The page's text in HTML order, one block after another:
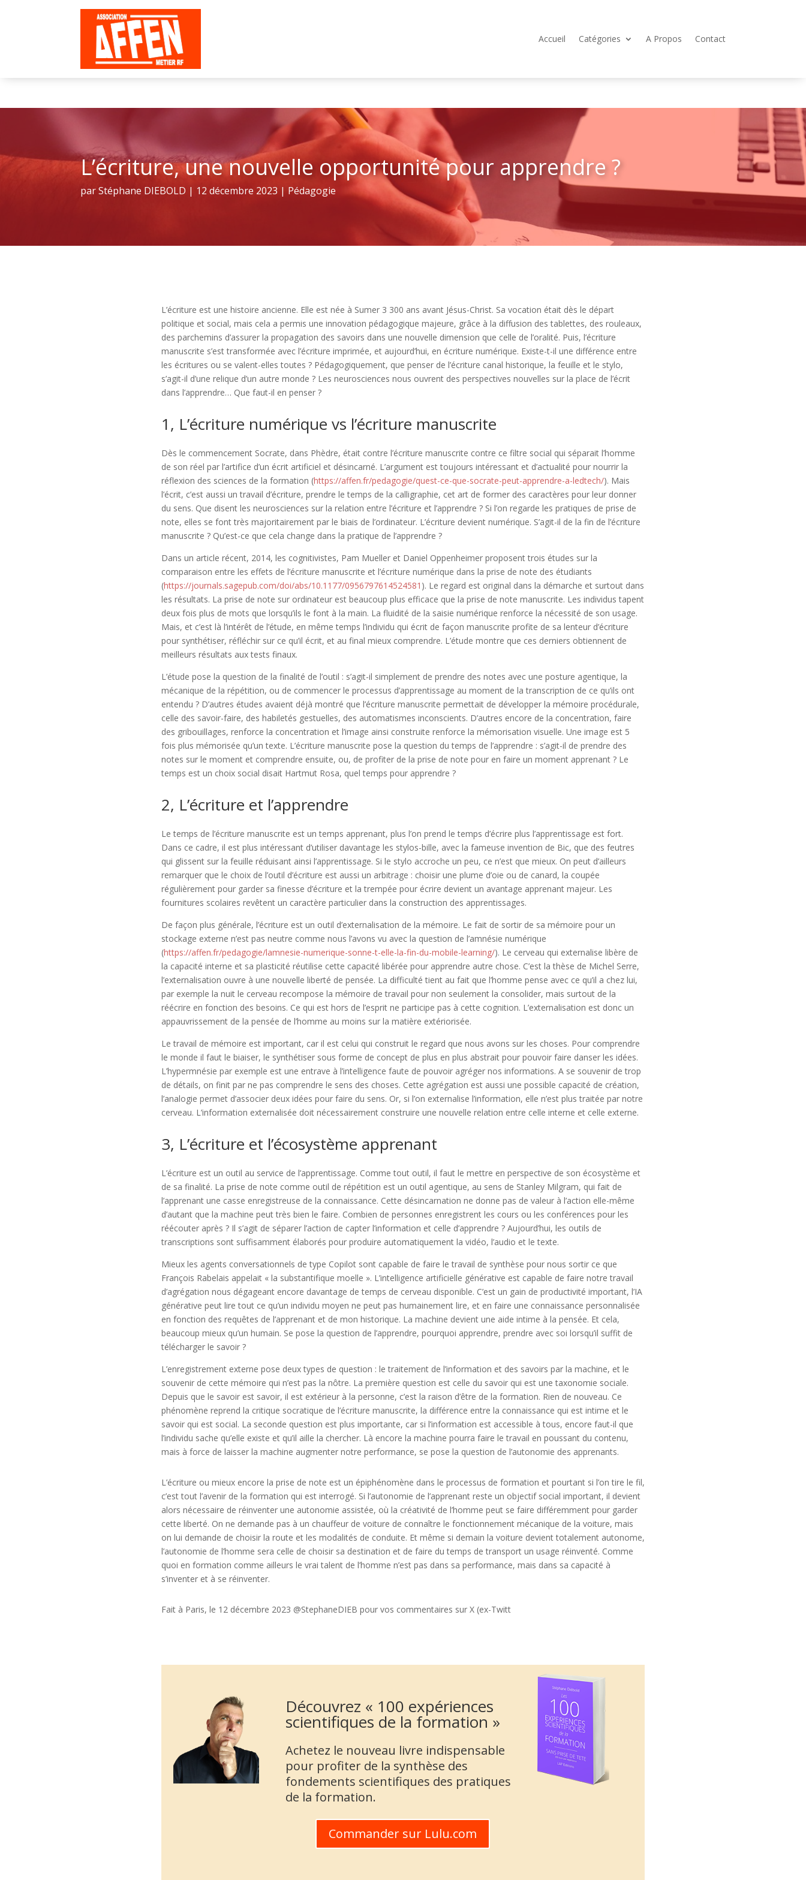
Accueil Catégories A Propos Contact
L’écriture, une nouvelle opportunité pour apprendre ?
parStéphane DIEBOLD | 12 décembre 2023 | Pédagogie
L’écriture est une histoire ancienne. Elle est née à Sumer 3 300 ans avant Jésus-Christ. Sa vocation était dès le départ
politique et social, mais cela a permis une innovation pédagogique majeure, grâce à la diffusion des tablettes, des rouleaux,
des parchemins d’assurer la propagation des savoirs dans une nouvelle dimension que celle de l’oralité. Puis, l’écriture
manuscrite s’est transformée avec l’écriture imprimée, et aujourd’hui, en écriture numérique. Existe-t-il une différence entre
les écritures ou se valent-elles toutes ? Pédagogiquement, que penser de l’écriture canal historique, la feuille et le stylo,
s’agit-il d’une relique d’un autre monde ? Les neurosciences nous ouvrent des perspectives nouvelles sur la place de l’écrit
dans l’apprendre… Que faut-il en penser ?
1, L’écriture numérique vs l’écriture manuscrite
Dès le commencement Socrate, dans Phèdre, était contre l’écriture manuscrite contre ce filtre social qui séparait l’homme
de son réel par l’artifice d’un écrit artificiel et désincarné. L’argument est toujours intéressant et d’actualité pour nourrir la
réflexion des sciences de la formation (https://affen.fr/pedagogie/quest-ce-que-socrate-peut-apprendre-a-ledtech/). Mais
l’écrit, c’est aussi un travail d’écriture, prendre le temps de la calligraphie, cet art de former des caractères pour leur donner
du sens. Que disent les neurosciences sur la relation entre l’écriture et l’apprendre ? Si l’on regarde les pratiques de prise de
note, elles se font très majoritairement par le biais de l’ordinateur. L’écriture devient numérique. S’agit-il de la fin de l’écriture
manuscrite ? Qu’est-ce que cela change dans la pratique de l’apprendre ?
Dans un article récent, 2014, les cognitivistes, Pam Mueller et Daniel Oppenheimer proposent trois études sur la
comparaison entre les effets de l’écriture manuscrite et l’écriture numérique dans la prise de note des étudiants
(https://journals.sagepub.com/doi/abs/10.1177/0956797614524581 ). Le regard est original dans la démarche et surtout dans
les résultats. La prise de note sur ordinateur est beaucoup plus efficace que la prise de note manuscrite. Les individus tapent
deux fois plus de mots que lorsqu’ils le font à la main. La fluidité de la saisie numérique renforce la nécessité de son usage.
Mais, et c’est là l’intérêt de l’étude, en même temps l’individu qui écrit de façon manuscrite profite de sa lenteur d’écriture
pour synthétiser, réfléchir sur ce qu’il écrit, et au final mieux comprendre. L’étude montre que ces derniers obtiennent de
meilleurs résultats aux tests finaux.
L’étude pose la question de la finalité de l’outil : s’agit-il simplement de prendre des notes avec une posture agentique, la
mécanique de la répétition, ou de commencer le processus d’apprentissage au moment de la transcription de ce qu’ils ont
entendu ? D’autres études avaient déjà montré que l’écriture manuscrite permettait de développer la mémoire procédurale,
celle des savoir-faire, des habiletés gestuelles, des automatismes inconscients. D’autres encore de la concentration, faire
des gribouillages, renforce la concentration et l’image ainsi construite renforce la mémorisation visuelle. Une image est 5
fois plus mémorisée qu’un texte. L’écriture manuscrite pose la question du temps de l’apprendre : s’agit-il de prendre des
notes sur le moment et comprendre ensuite, ou, de profiter de la prise de note pour en faire un moment apprenant ? Le
temps est un choix social disait Hartmut Rosa, quel temps pour apprendre ?
2, L’écriture et l’apprendre
Le temps de l’écriture manuscrite est un temps apprenant, plus l’on prend le temps d’écrire plus l’apprentissage est fort.
Dans ce cadre, il est plus intéressant d’utiliser davantage les stylos-bille, avec la fameuse invention de Bic, que des feutres
qui glissent sur la feuille réduisant ainsi l’apprentissage. Si le stylo accroche un peu, ce n’est que mieux. On peut d’ailleurs
remarquer que le choix de l’outil d’écriture est aussi un arbitrage : choisir une plume d’oie ou de canard, la coupée
régulièrement pour garder sa finesse d’écriture et la trempée pour écrire devient un avantage apprenant majeur. Les
fournitures scolaires revêtent un caractère particulier dans la construction des apprentissages.
De façon plus générale, l’écriture est un outil d’externalisation de la mémoire. Le fait de sortir de sa mémoire pour un
stockage externe n’est pas neutre comme nous l’avons vu avec la question de l’amnésie numérique
(https://affen.fr/pedagogie/lamnesie-numerique-sonne-t-elle-la-fin-du-mobile-learning/). Le cerveau qui externalise libère de
la capacité interne et sa plasticité réutilise cette capacité libérée pour apprendre autre chose. C’est la thèse de Michel Serre,
l’externalisation ouvre à une nouvelle liberté de pensée. La difficulté tient au fait que l’homme pense avec ce qu’il a chez lui,
par exemple la nuit le cerveau recompose la mémoire de travail pour non seulement la consolider, mais surtout de la
réécrire en fonction des besoins. Ce qui est hors de l’esprit ne participe pas à cette cognition. L’externalisation est donc un
appauvrissement de la pensée de l’homme au moins sur la matière extériorisée.
Le travail de mémoire est important, car il est celui qui construit le regard que nous avons sur les choses. Pour comprendre
le monde il faut le biaiser, le synthétiser sous forme de concept de plus en plus abstrait pour pouvoir faire danser les idées.
L’hypermnésie par exemple est une entrave à l’intelligence faute de pouvoir agréger nos informations. A se souvenir de trop
de détails, on finit par ne pas comprendre le sens des choses. Cette agrégation est aussi une possible capacité de création,
l’analogie permet d’associer deux idées pour faire du sens. Or, si l’on externalise l’information, elle n’est plus traitée par notre
cerveau. L’information externalisée doit nécessairement construire une nouvelle relation entre celle interne et celle externe.
3, L’écriture et l’écosystème apprenant
L’écriture est un outil au service de l’apprentissage. Comme tout outil, il faut le mettre en perspective de son écosystème et
de sa finalité. La prise de note comme outil de répétition est un outil agentique, au sens de Stanley Milgram, qui fait de
l’apprenant une casse enregistreuse de la connaissance. Cette désincarnation ne donne pas de valeur à l’action elle-même
d’autant que la machine peut très bien le faire. Combien de personnes enregistrent les cours ou les conférences pour les
réécouter après ? Il s’agit de séparer l’action de capter l’information et celle d’apprendre ? Aujourd’hui, les outils de
transcriptions sont suffisamment élaborés pour produire automatiquement la vidéo, l’audio et le texte.
Mieux les agents conversationnels de type Copilot sont capable de faire le travail de synthèse pour nous sortir ce que
François Rabelais appelait « la substantifique moelle ». L’intelligence artificielle générative est capable de faire notre travail
d’agrégation nous dégageant encore davantage de temps de cerveau disponible. C’est un gain de productivité important, l’IA
générative peut lire tout ce qu’un individu moyen ne peut pas humainement lire, et en faire une connaissance personnalisée
en fonction des requêtes de l’apprenant et de mon historique. La machine devient une aide intime à la pensée. Et cela,
beaucoup mieux qu’un humain. Se pose la question de l’apprendre, pourquoi apprendre, prendre avec soi lorsqu’il suffit de
télécharger le savoir ?
L’enregistrement externe pose deux types de question : le traitement de l’information et des savoirs par la machine, et le
souvenir de cette mémoire qui n’est pas la nôtre. La première question est celle du savoir qui est une taxonomie sociale.
Depuis que le savoir est savoir, il est extérieur à la personne, c’est la raison d’être de la formation. Rien de nouveau. Ce
phénomène reprend la critique socratique de l’écriture manuscrite, la différence entre la connaissance qui est intime et le
savoir qui est social. La seconde question est plus importante, car si l’information est accessible à tous, encore faut-il que
l’individu sache qu’elle existe et qu’il aille la chercher. Là encore la machine pourra faire le travail en poussant du contenu,
mais à force de laisser la machine augmenter notre performance, se pose la question de l’autonomie des apprenants.
L’écriture ou mieux encore la prise de note est un épiphénomène dans le processus de formation et pourtant si l’on tire le fil,
c’est tout l’avenir de la formation qui est interrogé. Si l’autonomie de l’apprenant reste un objectif social important, il devient
alors nécessaire de réinventer une autonomie assistée, où la créativité de l’homme peut se faire différemment pour garder
cette liberté. On ne demande pas à un chauffeur de voiture de connaître le fonctionnement mécanique de la voiture, mais
on lui demande de choisir la route et les modalités de conduite. Et même si demain la voiture devient totalement autonome,
l’autonomie de l’homme sera celle de choisir sa destination et de faire du temps de transport un usage réinventé. Comme
quoi en formation comme ailleurs le vrai talent de l’homme n’est pas dans sa performance, mais dans sa capacité à
s’inventer et à se réinventer.
Fait à Paris, le 12 décembre 2023 @StephaneDIEB pour vos commentaires sur X (ex-Twitt
Découvrez « 100 expériences
scientifiques de la formation »
Achetez le nouveau livre indispensable
pour profiter de la synthèse des
fondements scientifiques des pratiques
de la formation.
Commander sur Lulu.com